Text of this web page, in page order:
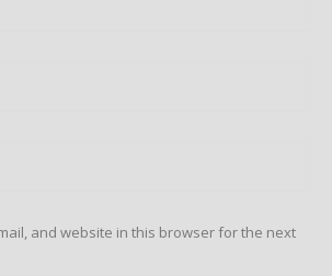
and website in this browser for the next